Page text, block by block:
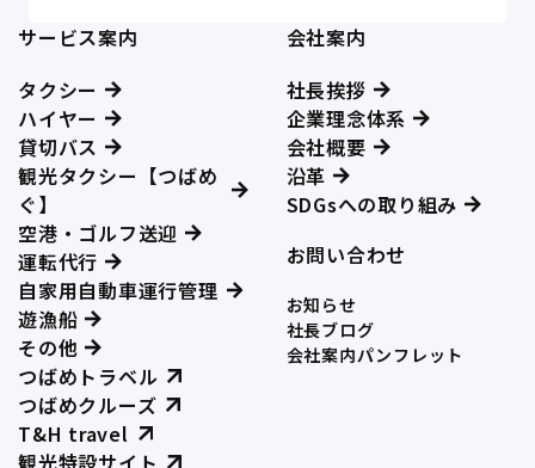
サービス案内
タクシー
ハイヤー
貸切バス
観光タクシー【つばめ
ぐ】
空港・ゴルフ送迎
運転代行
自家用自動車運行管理
遊漁船
その他
つばめトラベル
つばめクルーズ
T&H travel
観光特設サイト
会社案内
社長挨拶
企業理念体系
会社概要
沿革
SDGsへの取り組み
お問い合わせ
お知らせ
社長ブログ
会社案内パンフレット